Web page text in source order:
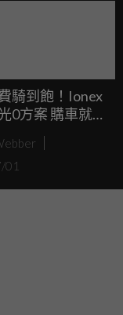
騎到飽！Ionex
購車就享
多惠」ｘ0元交車
大優惠搶
季
01